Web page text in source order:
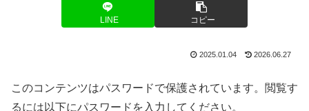
LINE コピー
2025.01.04 2026.06.27
このコンテンツはパスワードで保護されています。閲覧す
るには以下にパスワードを入力してください。